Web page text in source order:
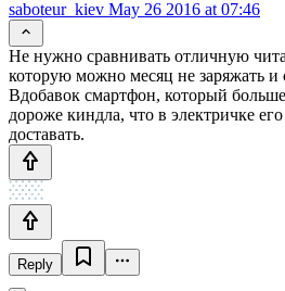
saboteur_kiev May 26 2016 at 07:46
Не нужно сравнивать отличную
которую можно месяц не заряжать и
Вдобавок смартфон, который
дороже киндла, что в электричке
доставать.
Reply